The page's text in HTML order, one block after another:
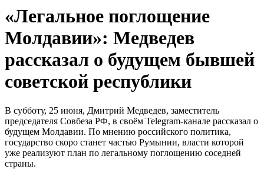
«Легальное поглощение
Молдавии»: Медведев
рассказал о будущем бывшей
советской республики
В субботу, 25 июня, Дмитрий Медведев, заместитель
председателя Совбеза РФ, в своём Telegram-канале рассказал о
будущем Молдавии. По мнению российского политика,
государство скоро станет частью Румынии, власти которой
уже реализуют план по легальному поглощению соседней
страны.